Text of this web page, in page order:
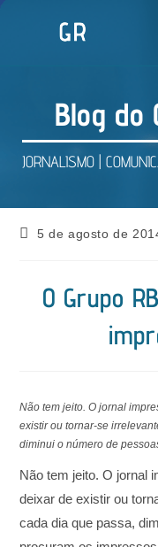
Blog do
JORNALISMO |
Post5 de agosto de
O Grupo
Não tem jeito. O jornal
existir ou tornar-se
diminui o número de
Não tem jeito. O jornal
deixar de existir ou
cada dia que passa,